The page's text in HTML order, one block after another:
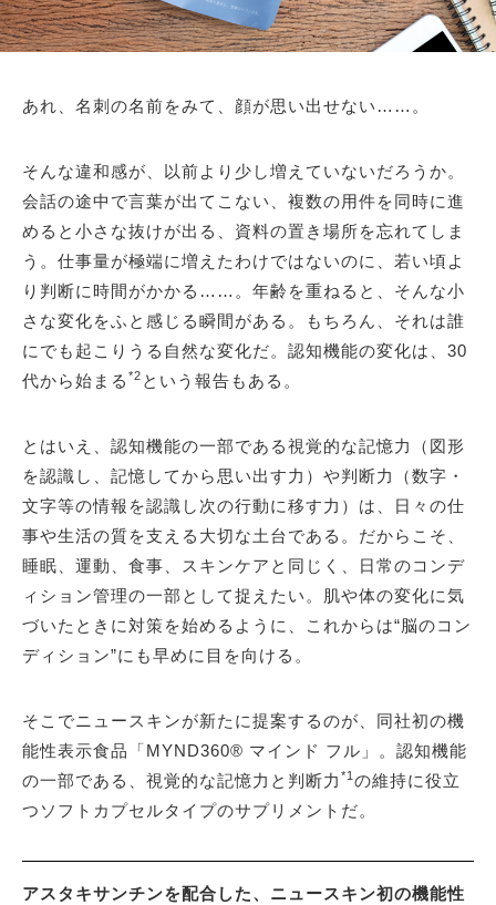
あれ、名刺の名前をみて、顔が思い出せない……。
そんな違和感が、以前より少し増えていないだろうか。
会話の途中で言葉が出てこない、複数の用件を同時に進
めると小さな抜けが出る、資料の置き場所を忘れてしま
う。仕事量が極端に増えたわけではないのに、若い頃よ
り判断に時間がかかる……。年齢を重ねると、そんな小
さな変化をふと感じる瞬間がある。もちろん、それは誰
にでも起こりうる自然な変化だ。認知機能の変化は、30
代から始まる *2 という報告もある。
とはいえ、認知機能の一部である視覚的な記憶力（図形
を認識し、記憶してから思い出す力）や判断力（数字・
文字等の情報を認識し次の行動に移す力）は、日々の仕
事や生活の質を支える大切な土台である。だからこそ、
睡眠、運動、食事、スキンケアと同じく、日常のコンデ
ィション管理の一部として捉えたい。肌や体の変化に気
づいたときに対策を始めるように、これからは“脳のコン
ディション”にも早めに目を向ける。
そこでニュースキンが新たに提案するのが、同社初の機
能性表示食品「MYND360® マインド フル」。認知機能
の一部である、視覚的な記憶力と判断力 *1の維持に役立
つソフトカプセルタイプのサプリメントだ。
アスタキサンチンを配合した、ニュースキン初の機能性